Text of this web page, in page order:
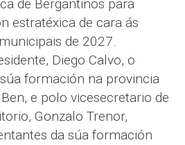
de Bergantiños para
estratéxica de cara ás
de 2027.
Diego Calvo, o
formación na provincia
e polo vicesecretario de
Gonzalo Trenor,
da súa formación